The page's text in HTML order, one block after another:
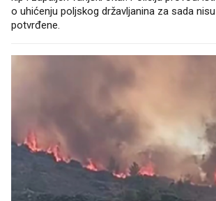
o uhićenju poljskog državljanina za sada
potvrđene.